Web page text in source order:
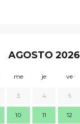
AGOSTO 2026
me je ve
3 4 5
10 11 12